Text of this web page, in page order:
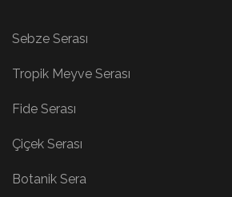
Sebze Serası
Tropik Meyve Serası
Fide Serası
Çiçek Serası
Botanik Sera